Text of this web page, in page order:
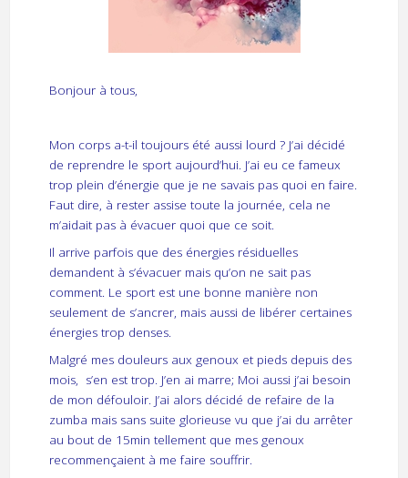
Bonjour à tous,
Mon corps a-t-il toujours été aussi lourd ? J’ai décidé
de reprendre le sport aujourd’hui. J’ai eu ce fameux
trop plein d’énergie que je ne savais pas quoi en faire.
Faut dire, à rester assise toute la journée, cela ne
m’aidait pas à évacuer quoi que ce soit.
Il arrive parfois que des énergies résiduelles
demandent à s’évacuer mais qu’on ne sait pas
comment. Le sport est une bonne manière non
seulement de s’ancrer, mais aussi de libérer certaines
énergies trop denses.
Malgré mes douleurs aux genoux et pieds depuis des
mois, s’en est trop. J’en ai marre; Moi aussi j’ai besoin
de mon défouloir. J’ai alors décidé de refaire de la
zumba mais sans suite glorieuse vu que j’ai du arrêter
au bout de 15min tellement que mes genoux
recommençaient à me faire souffrir.